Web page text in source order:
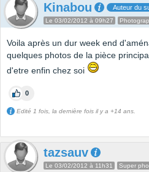
Kinabou Auteur du
Le 03/02/2012 à 09h27
Voila après un dur week end
quelques photos de la pièce
d'etre enfin chez soi
0
Edité 1 fois, la dernière fois il y a +14 ans.
tazsauv
Le 03/02/2012 à 11h31 Super